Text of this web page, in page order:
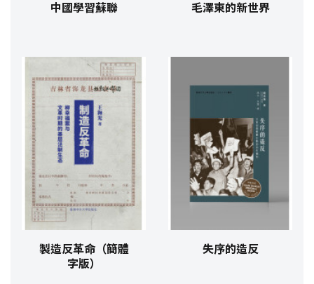
中國學習蘇聯 毛澤東的新世界
製造反革命（簡體
字版）
失序的造反